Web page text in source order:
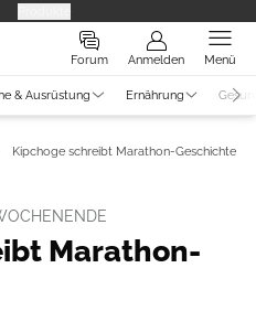
Forum Anmelden Menü
& Ausrüstung Ernährung
Kipchoge schreibt Marathon-Geschichte
Marathon-